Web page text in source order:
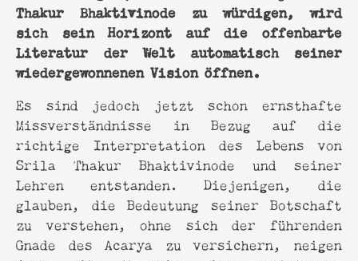
Thakur Bhaktivinode zu würdigen, wird
sich sein Horizont auf die offenbarte
Literatur der Welt automatisch seiner
wiedergewonnenen Vision öffnen.
Es sind jedoch jetzt schon ernsthafte
Missverständnisse in Bezug auf die
richtige Interpretation des Lebens von
Srila Thakur Bhaktivinode und seiner
Lehren entstanden. Diejenigen, die
glauben, die Bedeutung seiner Botschaft
zu verstehen, ohne sich der führenden
Gnade des Acarya zu versichern, neigen